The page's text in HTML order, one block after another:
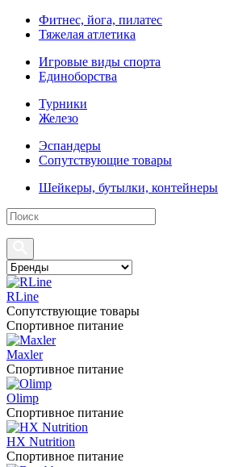
Фитнес, йога, пилатес
Тяжелая атлетика
Игровые виды спорта
Единоборства
Турники
Железо
Эспандеры
Сопутствующие товары
Шейкеры, бутылки, контейнеры
RLine
Сопутствующие товары
Спортивное питание
Maxler
Спортивное питание
Olimp
Спортивное питание
HX Nutrition
Спортивное питание